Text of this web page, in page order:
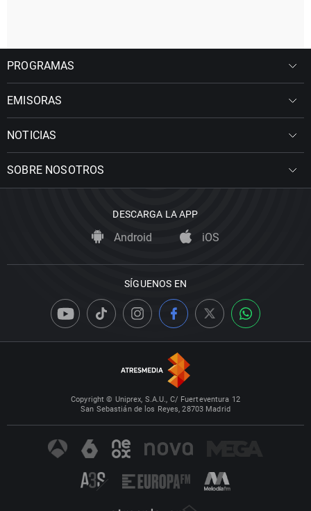
PROGRAMAS
EMISORAS
NOTICIAS
SOBRE NOSOTROS
DESCARGA LA APP
Android iOS
SÍGUENOS EN
Copyright © Uniprex, S.A.U., C/ Fuerteventura 12
San Sebastián de los Reyes, 28703 Madrid